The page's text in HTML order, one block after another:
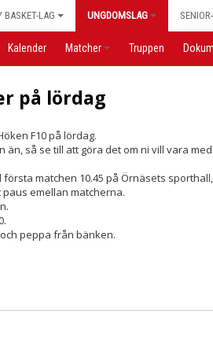
BASKET-LAG UNGDOMSLAG
Kalender Matcher Truppen
på lördag
F10 på lördag.
än, så se till att göra det om ni vill vara med.
matchen 10.45 på Örnäsets
emellan matcherna.
peppa från bänken.